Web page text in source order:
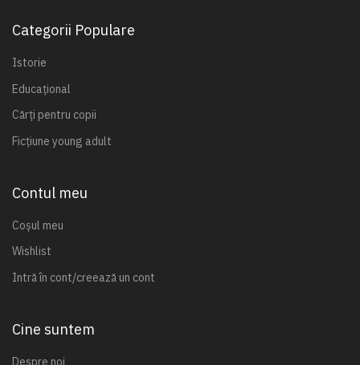
Categorii Populare
Istorie
Educațional
Cărți pentru copii
Ficțiune young adult
Contul meu
Coșul meu
Wishlist
Intră în cont/creează un cont
Cine suntem
Despre noi